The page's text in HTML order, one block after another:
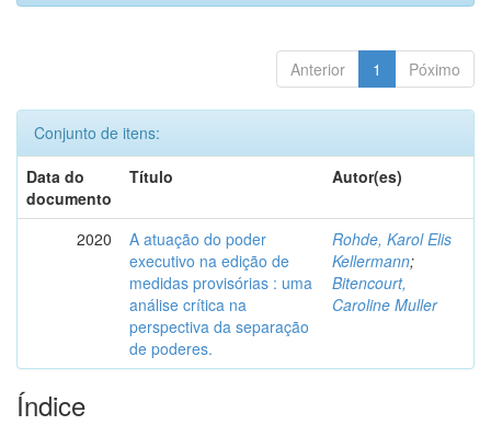
Anterior 1 Póximo
Conjunto de itens:
Data do
documento
Título Autor(es)
2020
A atuação do poder
executivo na edição de
medidas provisórias : uma
análise crítica na
perspectiva da separação
de poderes.
Rohde, Karol Elis
Kellermann;
Bitencourt,
Caroline Muller
Índice